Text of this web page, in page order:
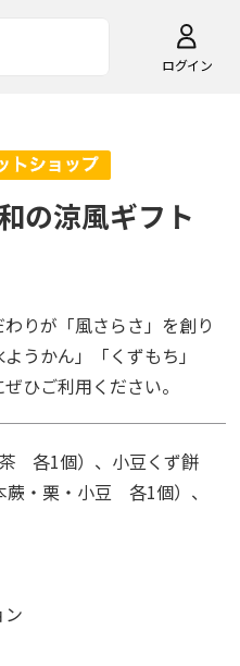
ログイン
の涼風ギフト
りが「風さらさ」を創り
うかん」「くずもち」
ひご利用ください。
各1個）、小豆くず餅
・栗・小豆 各1個）、